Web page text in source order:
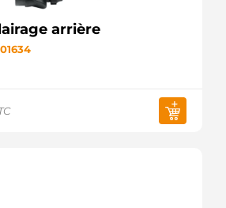
arrière